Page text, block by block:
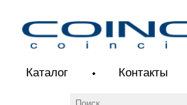
Каталог Контакты